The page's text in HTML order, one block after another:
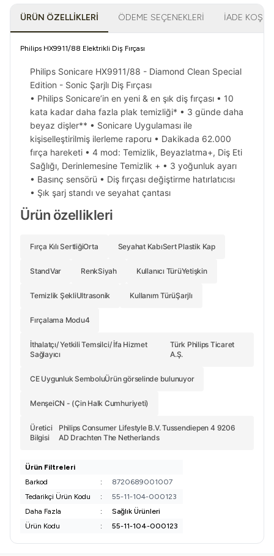
ÜRÜN ÖZELLIKLERI ÖDEME SEÇENEKLERI İADE
Philips HX9911/88 Elektrikli Diş Fırçası
Philips Sonicare HX9911/88 - Diamond Clean Special
Edition - Sonic Şarjlı Diş Fırçası
• Philips Sonicare’in en yeni & en şık diş fırçası • 10
kata kadar daha fazla plak temizliği* • 3 günde daha
beyaz dişler** • Sonicare Uygulaması ile
kişiselleştirilmiş ilerleme raporu • Dakikada 62.000
fırça hareketi • 4 mod: Temizlik, Beyazlatma+, Diş Eti
Sağlığı, Derinlemesine Temizlik + • 3 yoğunluk ayarı
• Basınç sensörü • Diş fırçası değiştirme hatırlatıcısı
• Şık şarj standı ve seyahat çantası
Ürün özellikleri
Fırça Kılı SertliğiOrta Seyahat KabıSert Plastik Kap
StandVar RenkSiyah Kullanıcı TürüYetişkin
Temizlik ŞekliUltrasonik Kullanım TürüŞarjlı
Fırçalama Modu4
İthalatçı/ Yetkili Temsilci/ İfa Hizmet
Sağlayıcı
Türk Philips Ticaret
A.Ş.
CE Uygunluk SemboluÜrün görselinde bulunuyor
MenşeiCN - (Çin Halk Cumhuriyeti)
Üretici
Bilgisi
Philips Consumer Lifestyle B.V. Tussendiepen 4 9206
AD Drachten The Netherlands
Ürün Filtreleri
Barkod
:
8720689001007
Tedarikçi Ürün Kodu
:
55-11-104-000123
Daha Fazla
:
Sağlık Ürünleri
Ürün Kodu
: 55-11-104-000123